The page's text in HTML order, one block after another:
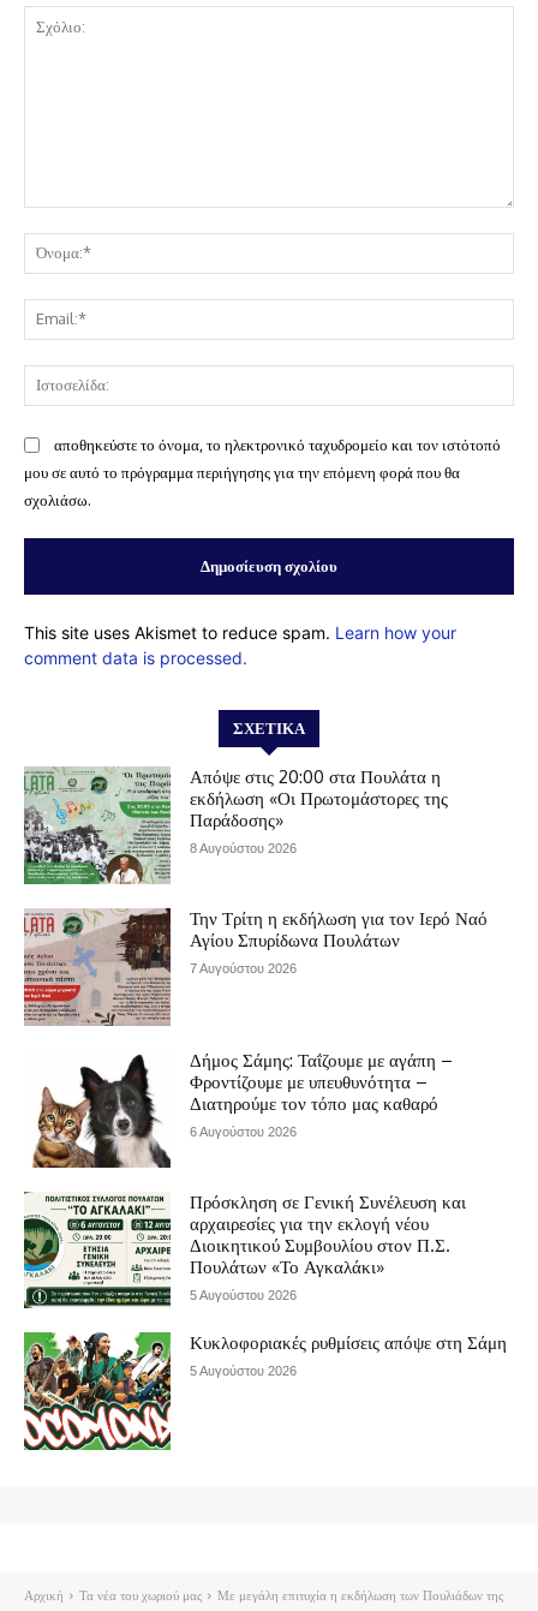
αποθηκεύστε το όνομα, το ηλεκτρονικό ταχυδρομείο και τον ιστότοπό
μου σε αυτό το πρόγραμμα περιήγησης για την επόμενη φορά που θα
σχολιάσω.
This site uses Akismet to reduce spam. Learn how your
comment data is processed.
ΣΧΕΤΙΚΆ
Απόψε στις 20:00 στα Πουλάτα η
εκδήλωση «Οι Πρωτομάστορες της
Παράδοσης»
8 Αυγούστου 2026
Την Τρίτη η εκδήλωση για τον Ιερό Ναό
Αγίου Σπυρίδωνα Πουλάτων
7 Αυγούστου 2026
Δήμος Σάμης: Ταΐζουμε με αγάπη –
Φροντίζουμε με υπευθυνότητα –
Διατηρούμε τον τόπο μας καθαρό
6 Αυγούστου 2026
Πρόσκληση σε Γενική Συνέλευση και
αρχαιρεσίες για την εκλογή νέου
Διοικητικού Συμβουλίου στον Π.Σ.
Πουλάτων «Το Αγκαλάκι»
5 Αυγούστου 2026
Κυκλοφοριακές ρυθμίσεις απόψε στη Σάμη
5 Αυγούστου 2026